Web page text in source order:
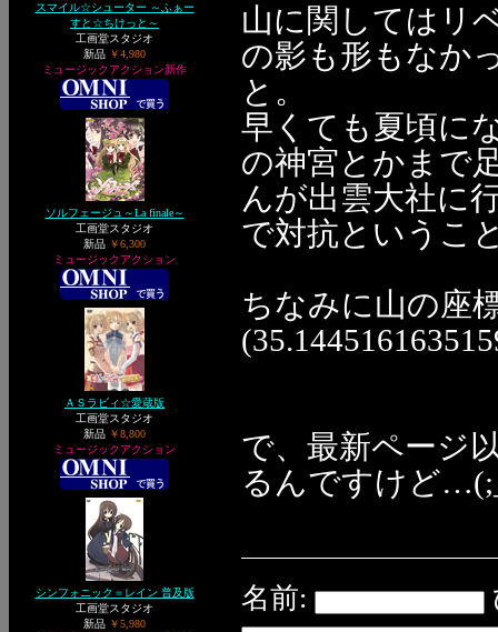
スマイル☆シューター ～ふぁー
すと☆ちけっと～
工画堂スタジオ
新品 ￥4,980
ミュージックアクション新作
ソルフェージュ～La finale～
工画堂スタジオ
新品 ￥6,300
ミュージックアクション
ＡＳラビィ☆愛蔵版
工画堂スタジオ
新品 ￥8,800
ミュージックアクション
シンフォニック＝レイン 普及版
工画堂スタジオ
新品 ￥5,980
山に関してはリ
の影も形もなか
と。
早くても夏頃に
の神宮とかまで
んが出雲大社に
で対抗というこ
ちなみに山の座
で、最新ページ
るんですけど
名前: